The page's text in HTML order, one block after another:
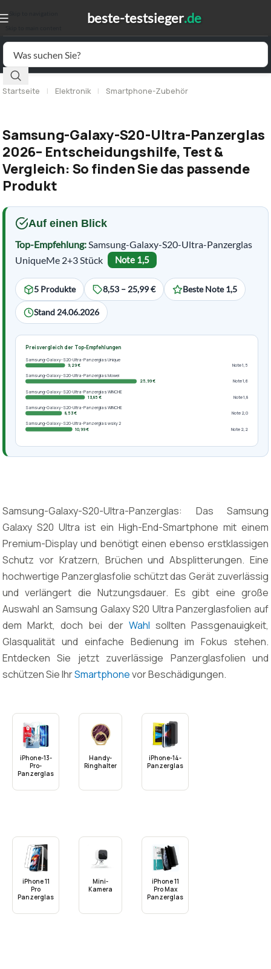
Startseite | Elektronik | Smartphone-Zubehör
Samsung-Galaxy-S20-Ultra-Panzerglas
2026– Entscheidungshilfe, Test &
Vergleich: So finden Sie das passende
Produkt
Auf einen Blick
Top-Empfehlung:Samsung-Galaxy-S20-Ultra-Panzerglas
UniqueMe 2+3 Stück
Note 1,5
5 Produkte 8,53 – 25,99 € Beste Note 1,5
Stand 24.06.2026
Preisvergleich der Top-Empfehlungen
Samsung-Galaxy-S20-Ultra-Panzerglas Unique
9,29 €
Note 1,5
Samsung-Galaxy-S20-Ultra-Panzerglas Mowei
25,99 €
Note 1,6
Samsung-Galaxy-S20-Ultra-Panzerglas WINCHE
13,85 €
Note 1,8
Samsung-Galaxy-S20-Ultra-Panzerglas WINCHE
8,53 €
Note 2,0
Samsung-Galaxy-S20-Ultra-Panzerglas wsky 2
10,99 €
Note 2,2
Samsung-Galaxy-S20-Ultra-Panzerglas: Das Samsung
Galaxy S20 Ultra ist ein High-End-Smartphone mit einem
Premium-Display und benötigt einen ebenso erstklassigen
Schutz vor Kratzern, Brüchen und Absplitterungen. Eine
hochwertige Panzerglasfolie schützt das Gerät zuverlässig
und verlängert die Nutzungsdauer. Es gibt eine große
Auswahl an Samsung Galaxy S20 Ultra Panzerglasfolien auf
dem Markt, doch bei der Wahl sollten Passgenauigkeit,
Glasqualität und einfache Bedienung im Fokus stehen.
Entdecken Sie jetzt zuverlässige Panzerglasfolien und
schützen Sie IhrSmartphonevor Beschädigungen.
iPhone-13-
Pro-
Panzerglas
Handy-
Ringhalter
iPhone-14-
Panzerglas
iPhone 11
Pro
Panzerglas
Mini-
Kamera
iPhone 11
Pro Max
Panzerglas